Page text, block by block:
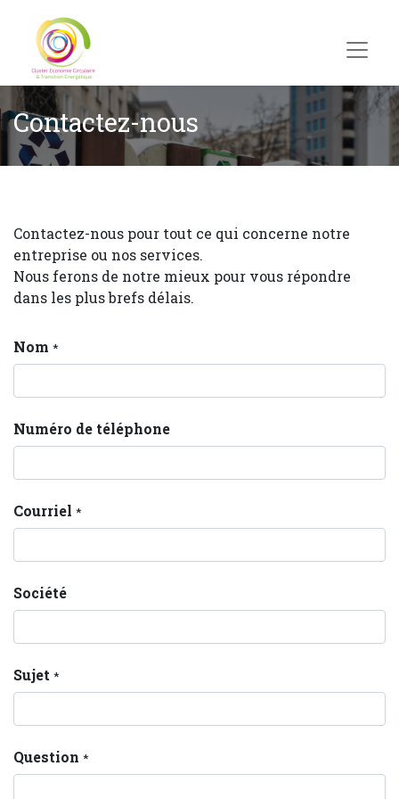
Contactez-nous
Contactez-nous pour tout ce qui concerne notre
entreprise ou nos services.
Nous ferons de notre mieux pour vous répondre
dans les plus brefs délais.
Nom *
Numéro de téléphone
Courriel *
Société
Sujet *
Question *